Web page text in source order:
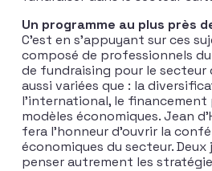
Un programme au plus près
C’est en s’appuyant sur ces
composé de professionnels
de fundraising pour le secteur
aussi variées que : la
l’international, le
modèles économiques. Jean
fera l’honneur d’ouvrir la
économiques du secteur.
penser autrement les